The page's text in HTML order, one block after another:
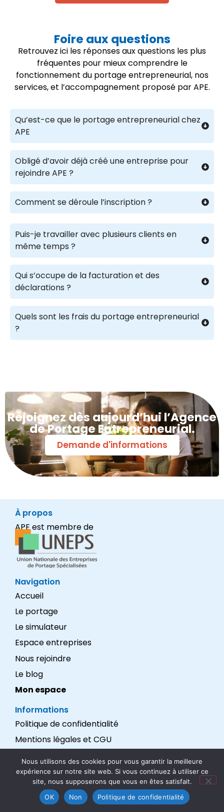
Foire aux questions
Retrouvez ici les réponses aux questions les plus
fréquentes pour mieux comprendre le
fonctionnement du portage entrepreneurial, nos
services, et l’accompagnement proposé par APE.
Qu’est-ce que le portage entrepreneurial chez
APE
Obligé d’avoir déjà créé une entreprise pour
rejoindre APE ?
Comment se déroule l’inscription ?
Puis-je travailler avec plusieurs clients en
même temps ?
Qui s’occupe de la facturation et des
déclarations ?
Quels sont les frais du portage entrepreneurial
?
Rejoignez dès aujourd’hui l’Agence
de Portage Entrepreneurial.
Demande d'informations
À propos
APE est membre de
Navigation
Accueil
Le portage
Le simulateur
Espace entreprises
Nous rejoindre
Le blog
Mon espace
Informations
Politique de confidentialité
Mentions légales et CGU
Nous suivre
Nous utilisons des cookies pour vous garantir la meilleure
expérience sur notre site web. Si vous continuez à utiliser ce
site, nous supposerons que vous en êtes satisfait.
OK
Non Politique de confidentialité